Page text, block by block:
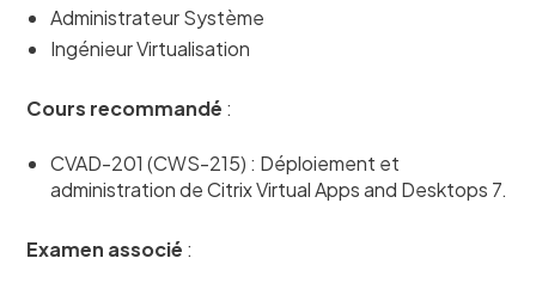
Administrateur Système
Ingénieur Virtualisation
Cours recommandé :
CVAD-201 (CWS-215) : Déploiement et
administration de Citrix Virtual Apps and Desktops 7.
Examen associé :